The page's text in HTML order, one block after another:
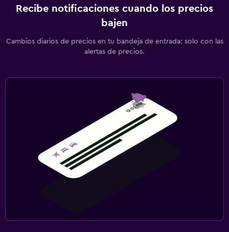
Gimnasio
Recibe notificaciones cuando los precios
bajen
Cambios diarios de precios en tu bandeja de entrada: solo con las
alertas de precios.